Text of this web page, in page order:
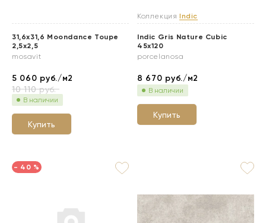
31,6x31,6 Moondance Toupe
2,5x2,5
mosavit
5 060 руб./м2
10 110руб.
В наличии
Купить
Коллекция Indic
Indic Gris Nature Cubic
45x120
porcelanosa
8 670 руб./м2
В наличии
Купить
- 40 %